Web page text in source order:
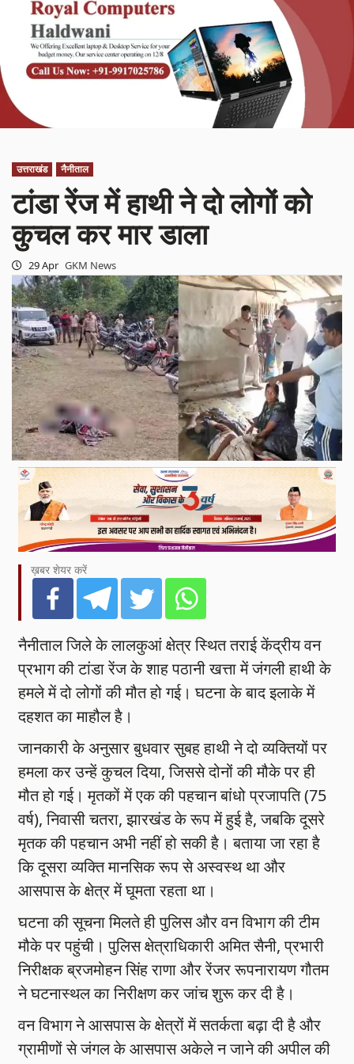
उत्तराखंड नैनीताल
टांडा रेंज में हाथी ने दो लोगों को
कुचल कर मार डाला
29 Apr GKM News
ख़बर शेयर करें
नैनीताल जिले के लालकुआं क्षेत्र स्थित तराई केंद्रीय वन
प्रभाग की टांडा रेंज के शाह पठानी खत्ता में जंगली हाथी के
हमले में दो लोगों की मौत हो गई। घटना के बाद इलाके में
दहशत का माहौल है।
जानकारी के अनुसार बुधवार सुबह हाथी ने दो व्यक्तियों पर
हमला कर उन्हें कुचल दिया, जिससे दोनों की मौके पर ही
मौत हो गई। मृतकों में एक की पहचान बांधो प्रजापति (75
वर्ष), निवासी चतरा, झारखंड के रूप में हुई है, जबकि दूसरे
मृतक की पहचान अभी नहीं हो सकी है। बताया जा रहा है
कि दूसरा व्यक्ति मानसिक रूप से अस्वस्थ था और
आसपास के क्षेत्र में घूमता रहता था।
घटना की सूचना मिलते ही पुलिस और वन विभाग की टीम
मौके पर पहुंची। पुलिस क्षेत्राधिकारी अमित सैनी, प्रभारी
निरीक्षक ब्रजमोहन सिंह राणा और रेंजर रूपनारायण गौतम
ने घटनास्थल का निरीक्षण कर जांच शुरू कर दी है।
वन विभाग ने आसपास के क्षेत्रों में सतर्कता बढ़ा दी है और
ग्रामीणों से जंगल के आसपास अकेले न जाने की अपील की